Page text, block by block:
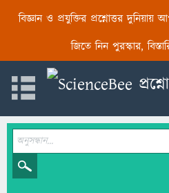
বিজ্ঞান ও প্রযুক্তির প্রশ্নোত্তর দুনিয়ায়
জিতে নিন পুরস্কার,